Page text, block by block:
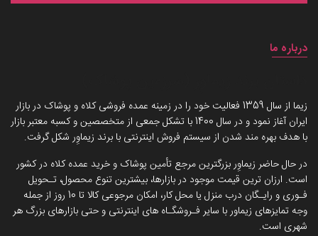
درباره ما
زیما از سال 1359 فعالیت خود را در زمینه عمده فروشی کلاه و پوشاک در بازار
ایران آغاز نمود و در سال 1400 با تشکل جمعی از متخصصین و کسبه معتبر بازار
با هدف بهره مند شدن از سیستم فروش اینترنتی با برند زیماوِر شکل گرفت.
در حال حاضر زیماوِر بزرگترین مرجع تأمین پوشاک و خرید عمده کلاه در کشور
است. ارزان ترین قیمت موجود در بازارها، بیشترین تنوع محصول، تـحویل
فـوری و رایـگان درب منزل یا محل کار، امکان مرجوعی کالا تا 10 روز از جمله
وجه تمایزهای زیماور با سایر فـروشگـاه های اینترنتی و حتی بازارهای بزرگ هر
شهری است.